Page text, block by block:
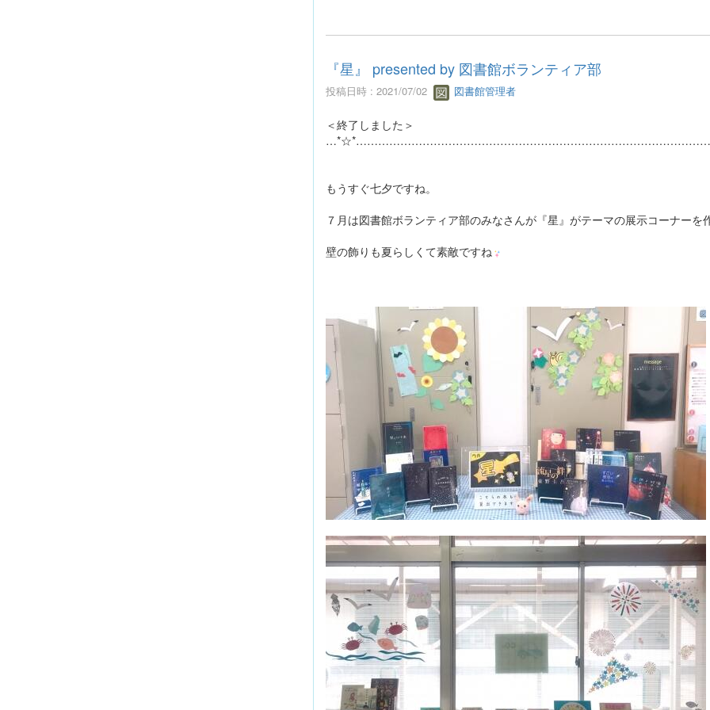
『星』 presented by 図書館ボランティア部
投稿日時 : 2021/07/02 図書館管理者
＜終了しました＞
もうすぐ七夕ですね。
７月は図書館ボランティア部のみなさんが『星』がテーマの展示コーナーを
壁の飾りも夏らしくて素敵ですね